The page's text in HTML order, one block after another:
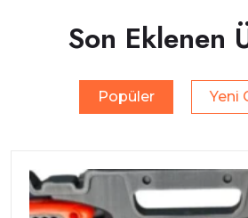
Son Eklenen
Popüler Yeni